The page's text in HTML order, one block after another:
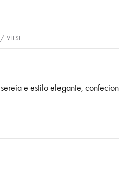
/ VELSI
e estilo elegante,